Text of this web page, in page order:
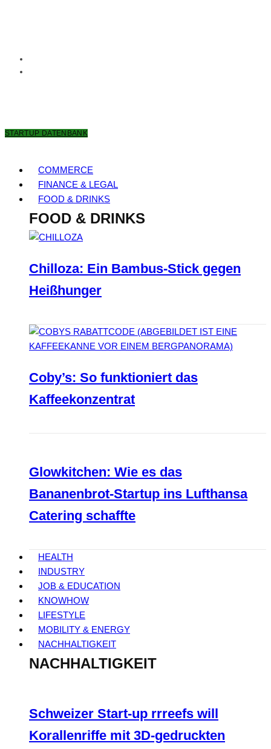
STARTUP DATENBANK
COMMERCE
FINANCE & LEGAL
FOOD & DRINKS
FOOD & DRINKS
Chilloza: Ein Bambus-Stick gegen
Heißhunger
Coby’s: So funktioniert das
Kaffeekonzentrat
Glowkitchen: Wie es das
Bananenbrot-Startup ins Lufthansa
Catering schaffte
HEALTH
INDUSTRY
JOB & EDUCATION
KNOWHOW
LIFESTYLE
MOBILITY & ENERGY
NACHHALTIGKEIT
NACHHALTIGKEIT
Schweizer Start-up rrreefs will
Korallenriffe mit 3D-gedruckten